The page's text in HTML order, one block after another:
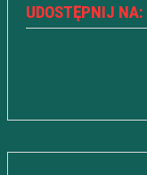
UDOSTĘPNIJ NA: